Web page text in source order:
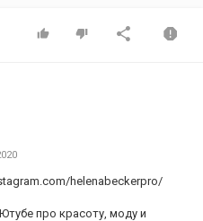
helenabeckerpro/
про красоту, моду и